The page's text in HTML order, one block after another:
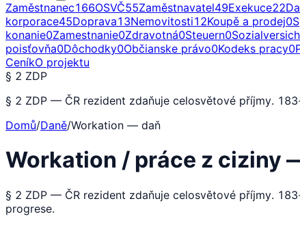
Zaměstnanec166OSVČ55Zaměstnavatel49Exekuce22
korporace45Doprava13Nemovitosti12Koupě a prodej0
konanie0Zamestnanie0Zdravotná0Steuern0
poisťovňa0Dôchodky0Občianske právo0Kodeks pracy0
CeníkO projektu
§ 2 ZDP
§ 2 ZDP — ČR rezident zdaňuje celosvětové příjmy.
Domů/Daně/Workation — daň
Workation / práce z ciziny
§ 2 ZDP — ČR rezident zdaňuje celosvětové příjmy.
progrese.